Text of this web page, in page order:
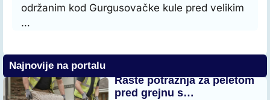
održanim kod Gurgusovačke kule pred velikim
…
Najnovije na portalu
Raste potražnja za peletom
pred grejnu s…